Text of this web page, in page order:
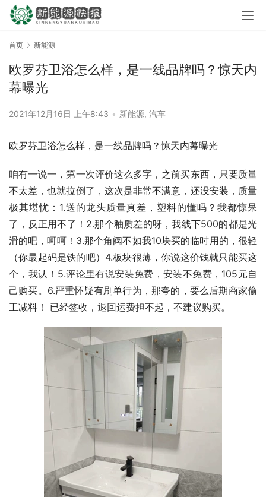
首页 新能源
欧罗芬卫浴怎么样，是一线品牌吗？惊天内
幕曝光
2021年12月16日 上午8:43 • 新能源, 汽车
欧罗芬卫浴怎么样，是一线品牌吗？惊天内幕曝光
咱有一说一，第一次评价这么多字，之前买东西，只要质量
不太差，也就拉倒了，这次是非常不满意，还没安装，质量
极其堪忧：1.送的龙头质量真差，塑料的懂吗？我都惊呆
了，反正用不了！2.那个釉质差的呀，我线下500的都是光
滑的吧，呵呵！3.那个角阀不如我10块买的临时用的，很轻
（你最起码是铁的吧）4.板块很薄，你说这价钱就只能买这
个，我认！5.评论里有说安装免费，安装不免费，105元自
己购买。6.严重怀疑有刷单行为，那夸的，要么后期商家偷
工减料！ 已经签收，退回运费担不起，不建议购买。